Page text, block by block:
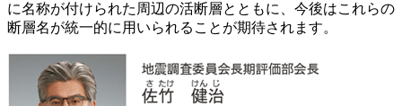
に名称が付けられた周辺の活断層とともに、今後はこれらの
断層名が統一的に用いられることが期待されます。